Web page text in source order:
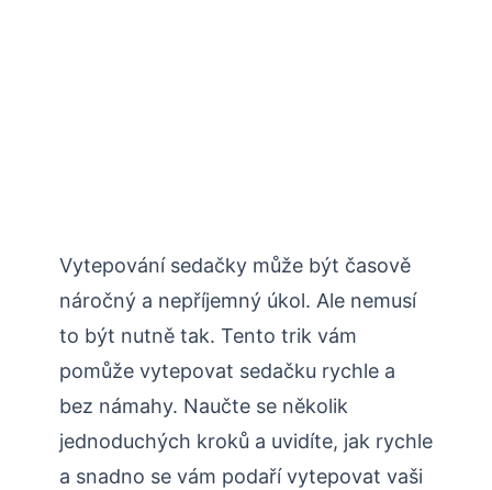
Vytepování sedačky může být časově
náročný a nepříjemný úkol. Ale nemusí
to být nutně tak. Tento trik vám
pomůže vytepovat sedačku rychle a
bez námahy. Naučte se několik
jednoduchých kroků a uvidíte, jak rychle
a snadno se vám podaří vytepovat vaši